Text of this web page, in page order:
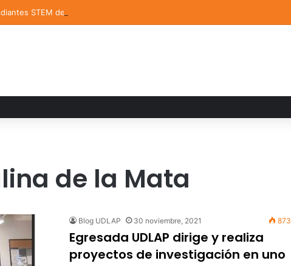
STEM de la UDLAP destacan en el MUTVI 2026
de la Mata
Blog UDLAP 30 noviembre, 2021 873
Egresada UDLAP dirige y realiza
proyectos de investigación en uno